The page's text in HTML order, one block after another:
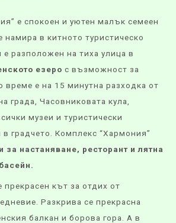
е спокоен и уютен малък семеен
намира в китното туристическо
е разположен на тиха улица в
езеро с възможност за
е на 15 минутна разходка от
града, Часовниковата кула,
музеи и туристически
градчето. Комплекс “Хармония”
за настаняване, ресторант и лятна
прекрасен кът за отдих от
Разкрива се прекрасна
балкан и борова гора. А в